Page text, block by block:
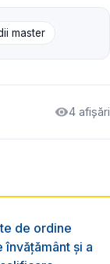
master
4 afișări
de ordine
și a